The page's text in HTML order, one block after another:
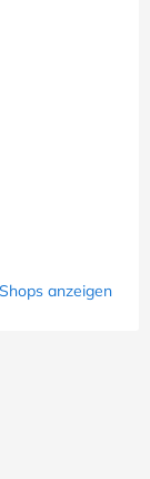
anzeigen